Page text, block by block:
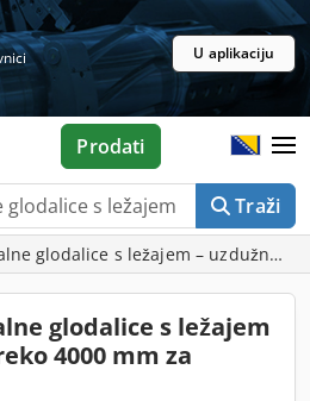
U aplikaciju
Traži
Prodati
glodalice s ležajem – uzdužni
glodalice s ležajem
4000 mm za